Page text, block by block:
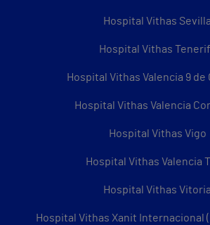
Hospital Vithas Sevilla
Hospital Vithas
Hospital Vithas Valencia 9 de
Hospital Vithas Valencia
Hospital Vithas Vigo
Hospital Vithas Valencia
Hospital Vithas Vitoria
Hospital Vithas Xanit Internacional